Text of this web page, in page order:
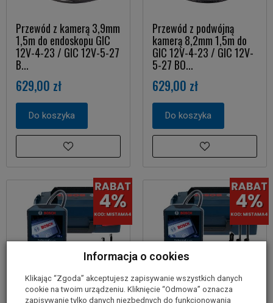
Przewód z kamerą 3,9mm
1,5m do endoskopu GIC
12V-4-23 / GIC 12V-5-27
B...
629,00 zł
Do koszyka
Przewód z podwójną
kamerą 8,2mm 1,5m do
GIC 12V-4-23 / GIC 12V-
5-27 BO...
629,00 zł
Do koszyka
Informacja o cookies
Klikając “Zgoda” akceptujesz zapisywanie wszystkich danych
cookie na twoim urządzeniu. Kliknięcie “Odmowa” oznacza
zapisywanie tylko danych niezbędnych do funkcjonowania